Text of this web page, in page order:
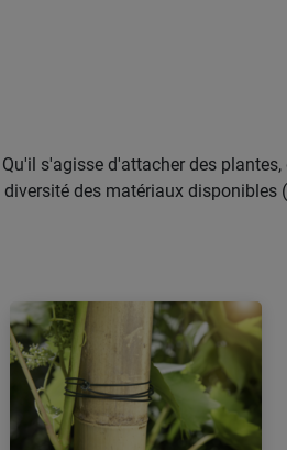
s'agisse d'attacher des
des matériaux